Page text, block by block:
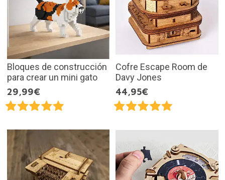
Bloques de construcción
para crear un mini gato
29,99€
Cofre Escape Room de
Davy Jones
44,95€